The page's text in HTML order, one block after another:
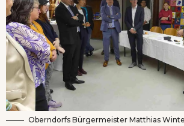
Oberndorfs Bürgermeister Matthias